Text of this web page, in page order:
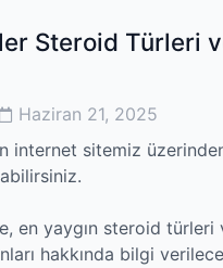
Steroid Türleri
PostHaziran 21, 2025
internet sitemiz
en yaygın steroid türleri
hakkında bilgi